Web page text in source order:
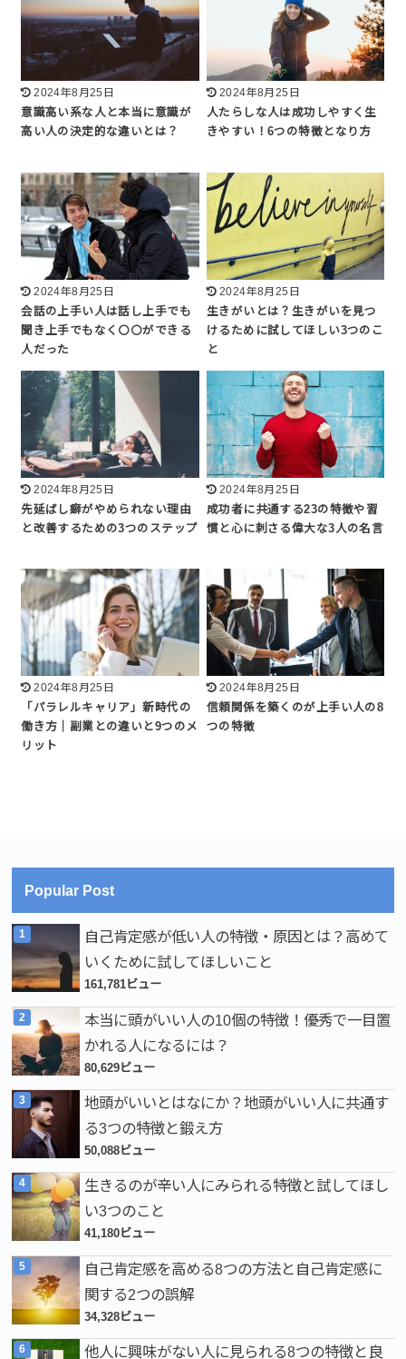
2024年8月25日
意識高い系な人と本当に意識が
高い人の決定的な違いとは？
2024年8月25日
人たらしな人は成功しやすく生
きやすい！6つの特徴となり方
2024年8月25日
会話の上手い人は話し上手でも
聞き上手でもなく〇〇ができる
人だった
2024年8月25日
生きがいとは？生きがいを見つ
けるために試してほしい3つのこ
と
2024年8月25日
先延ばし癖がやめられない理由
と改善するための3つのステップ
2024年8月25日
成功者に共通する23の特徴や習
慣と心に刺さる偉大な3人の名言
2024年8月25日
「パラレルキャリア」新時代の
働き方｜副業との違いと9つのメ
リット
2024年8月25日
信頼関係を築くのが上手い人の8
つの特徴
Popular Post
自己肯定感が低い人の特徴・原因とは？高めて
いくために試してほしいこと
161,781ビュー
本当に頭がいい人の10個の特徴！優秀で一目置
かれる人になるには？
80,629ビュー
地頭がいいとはなにか？地頭がいい人に共通す
る3つの特徴と鍛え方
50,088ビュー
生きるのが辛い人にみられる特徴と試してほし
い3つのこと
41,180ビュー
自己肯定感を高める8つの方法と自己肯定感に
関する2つの誤解
34,328ビュー
他人に興味がない人に見られる8つの特徴と良